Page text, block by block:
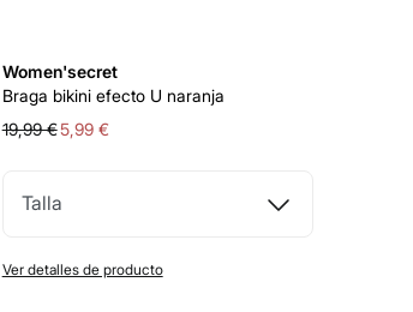
Women'secret
Braga bikini efecto U naranja
5,99 €
19,99 €
Talla
Ver detalles de producto